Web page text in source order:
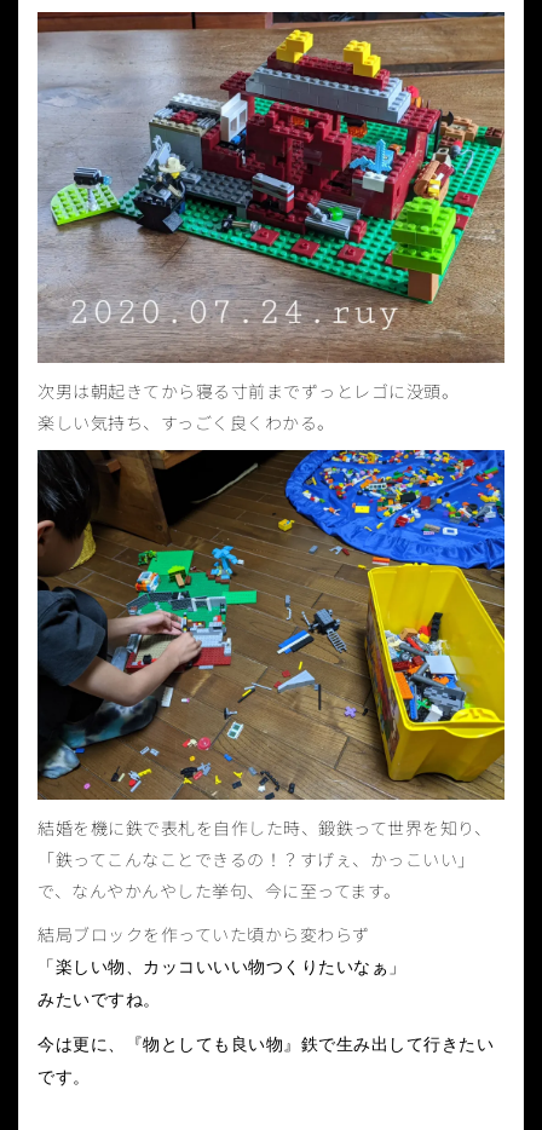
次男は朝起きてから寝る寸前までずっとレゴに没頭。
楽しい気持ち、すっごく良くわかる。
結婚を機に鉄で表札を自作した時、鍛鉄って世界を知り、
「鉄ってこんなことできるの！？すげぇ、かっこいい」
で、なんやかんやした挙句、今に至ってます。
結局ブロックを作っていた頃から変わらず
「楽しい物、カッコいいい物つくりたいなぁ」
みたいですね。
今は更に、『物としても良い物』鉄で生み出して行きたい
です。